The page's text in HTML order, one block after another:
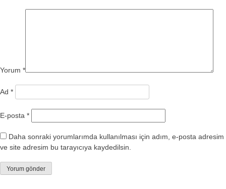
Yorum *
Ad *
E-posta *
Daha sonraki yorumlarımda kullanılması için adım, e-posta adresim
ve site adresim bu tarayıcıya kaydedilsin.